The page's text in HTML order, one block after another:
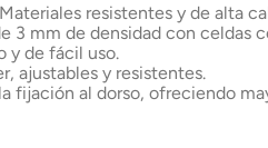
resistentes y de alta
3 mm de densidad con celdas
y de fácil uso.
ajustables y resistentes.
fijación al dorso, ofreciendo